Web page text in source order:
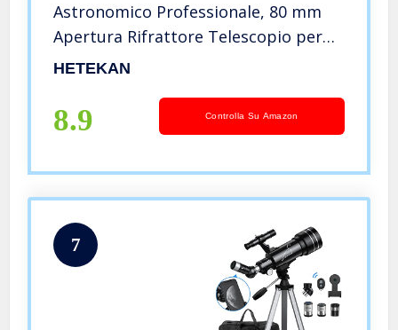
Astronomico Professionale, 80 mm
Apertura Rifrattore Telescopio per
Adulti Bambini e Principianti Per
HETEKAN
8.9 Controlla Su Amazon
7